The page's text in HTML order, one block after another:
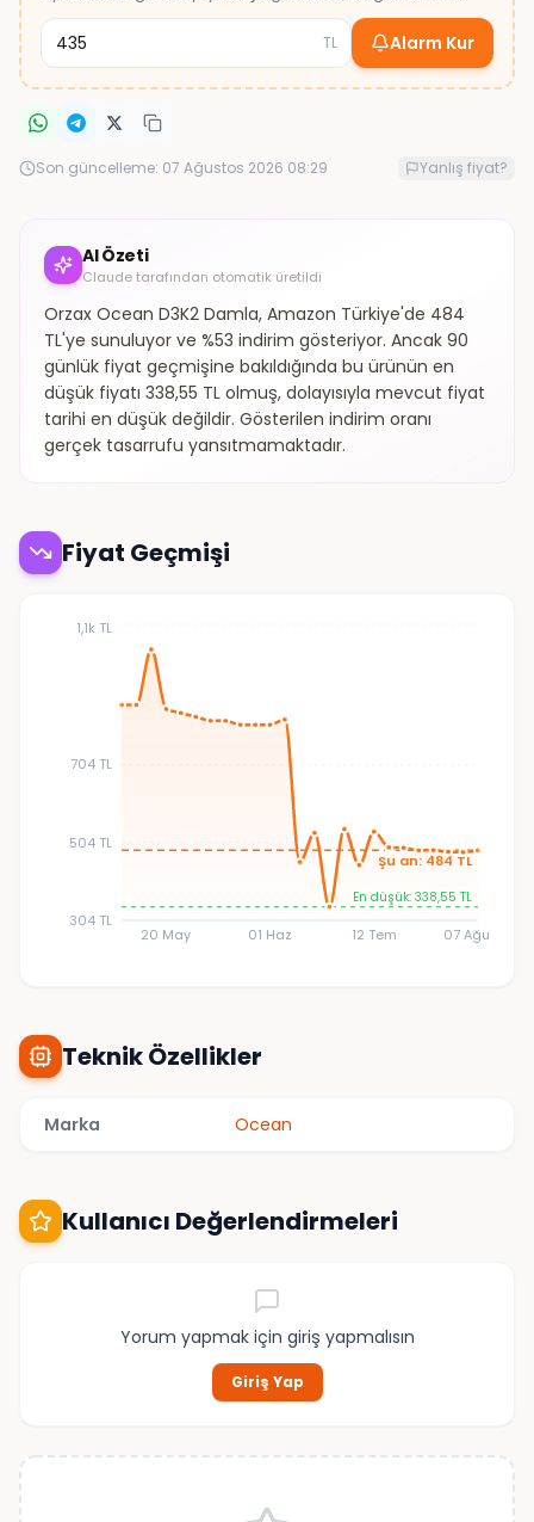
TL Alarm Kur
Son güncelleme: 07 Ağustos 2026 08:29 Yanlış fiyat?
AI Özeti
Claude tarafından otomatik üretildi
Orzax Ocean D3K2 Damla, Amazon Türkiye'de 484
TL'ye sunuluyor ve %53 indirim gösteriyor. Ancak 90
günlük fiyat geçmişine bakıldığında bu ürünün en
düşük fiyatı 338,55 TL olmuş, dolayısıyla mevcut fiyat
tarihi en düşük değildir. Gösterilen indirim oranı
gerçek tasarrufu yansıtmamaktadır.
Fiyat Geçmişi
20 May 01 Haz 12 Tem 07 Ağu
304 TL
504 TL
704 TL
1,1k TL
Şu an: 484 TL
En düşük: 338,55 TL
Teknik Özellikler
Marka Ocean
Kullanıcı Değerlendirmeleri
Yorum yapmak için giriş yapmalısın
Giriş Yap